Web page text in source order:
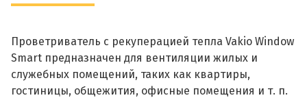
Проветриватель с рекуперацией тепла Vakio Window
Smart предназначен для вентиляции жилых и
служебных помещений, таких как квартиры,
гостиницы, общежития, офисные помещения и т. п.